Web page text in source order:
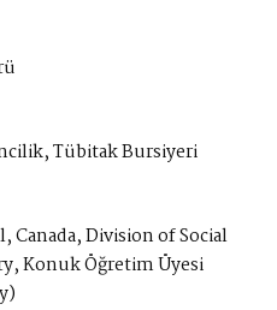
Tübitak Bursiyeri
Division of Social
Konuk Öğretim Üyesi